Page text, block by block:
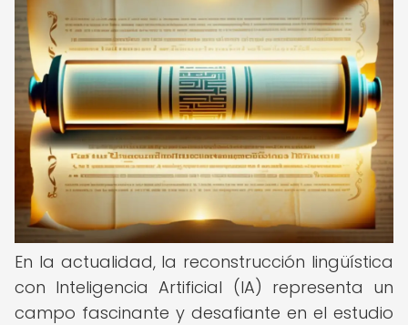
En la actualidad, la reconstrucción lingüística
con Inteligencia Artificial (IA) representa un
campo fascinante y desafiante en el estudio